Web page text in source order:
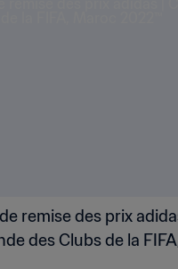
remise des prix
des Clubs de la